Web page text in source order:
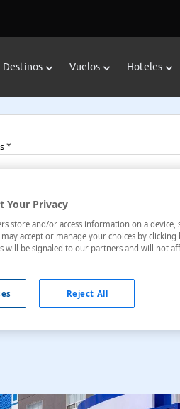
Destinos Vuelos Hoteles
*
South
Your Privacy
store and/or access information on a device,
may accept or manage your choices by
will be signaled to our partners and will not
Reject All